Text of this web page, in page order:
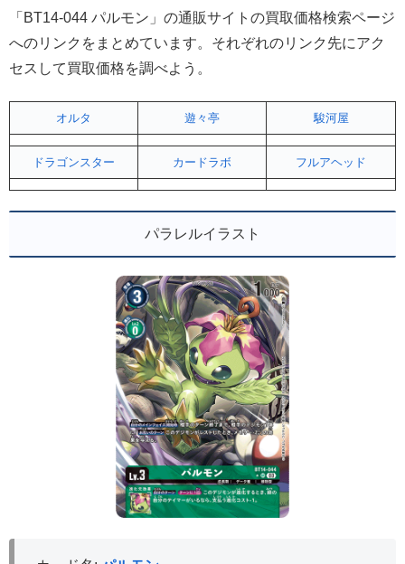
「BT14-044 パルモン」の通販サイトの買取価格検索ページ
へのリンクをまとめています。それぞれのリンク先にアク
セスして買取価格を調べよう。
オルタ 遊々亭 駿河屋
ドラゴンスター カードラボ フルアヘッド
パラレルイラスト